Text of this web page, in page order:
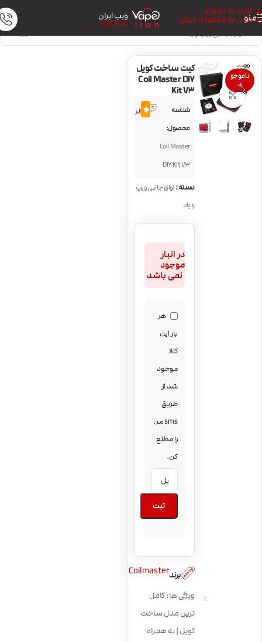
رد کردن به ناوبری
رد کردن به محتوای اصلی
منو ویپ ایران
VAPE IRAN
خانه/لوازم جانبی ویپ و پاد
ناموجو
د
بزرگنمایی تصویر
کیت ساخت کویل
Coil Master DIY
Kit V3
شناسه
محصول:
Coil Master
DIY Kit V3
6
نظر4.0
دسته:لوازم جانبی ویپ
و پاد
در انبار
موجود
نمی باشد
هر
بار این
کالا
موجود
شد از
طریق
sms من
را مطلع
کن.
ثبت
برندCoilmaster
ویژگی ها: کامل
ترین مدل ساخت
کویل | به همراه